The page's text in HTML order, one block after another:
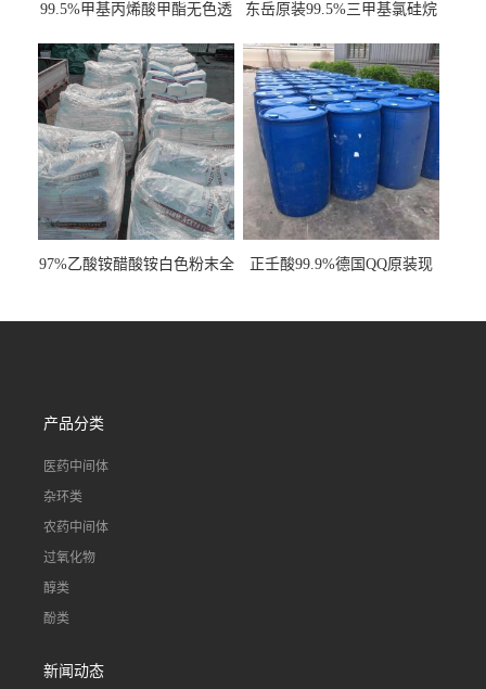
99.5%甲基丙烯酸甲酯无色透
东岳原装99.5%三甲基氯硅烷
97%乙酸铵醋酸铵白色粉末全
正壬酸99.9%德国QQ原装现
产品分类
医药中间体
杂环类
农药中间体
过氧化物
醇类
酚类
新闻动态